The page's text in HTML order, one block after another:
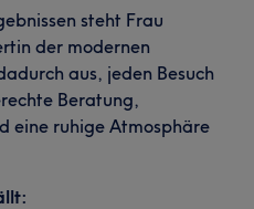
steht Frau
der modernen
aus, jeden Besuch
Beratung,
eine ruhige Atmosphäre